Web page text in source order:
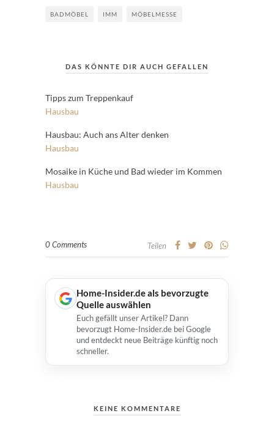
BADMÖBEL IMM MÖBELMESSE
DAS KÖNNTE DIR AUCH GEFALLEN
Tipps zum Treppenkauf
Hausbau
Hausbau: Auch ans Alter denken
Hausbau
Mosaike in Küche und Bad wieder im Kommen
Hausbau
0 Comments Teilen
Home-Insider.de als bevorzugte
Quelle auswählen
Euch gefällt unser Artikel? Dann
bevorzugt Home-Insider.de bei Google
und entdeckt neue Beiträge künftig noch
schneller.
KEINE KOMMENTARE